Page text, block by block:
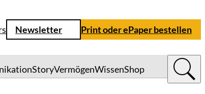
Newsletter Print oder ePaper bestellen
StoryVermögenWissenShop